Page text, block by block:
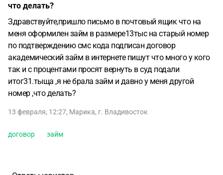
что делать?
Здравствуйте,пришло письмо в почтовый ящик что на
меня оформилен займ в размере13тыс на старый номер
по подтверждению смс кода подписан договор
академический займ в интернете пишут что много у кого
так и с процентами просят вернуть в суд подали
итог31.тыща ,я не брала займ и давно у меня другой
номер ,что делать?
13 февраля, 12:27, Марика, г. Владивосток
договор займ